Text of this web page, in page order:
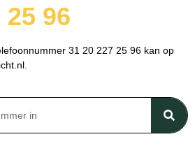
25 96
31 20 227 25 96 kan op